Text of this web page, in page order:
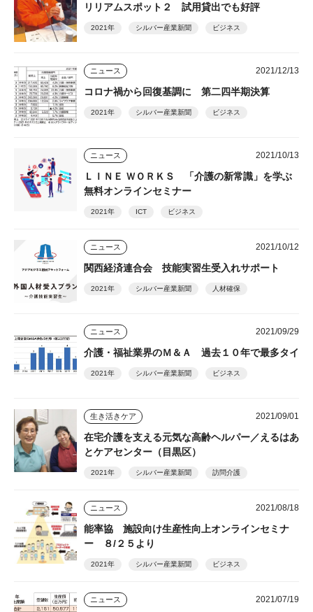
リリアムスポット２ 試用貸出でも好評
2021年 シルバー産業新聞 ビジネス
ニュース 2021/12/13
コロナ禍から回復基調に 第二四半期決算
2021年 シルバー産業新聞 ビジネス
ニュース 2021/10/13
ＬＩＮＥ ＷＯＲＫＳ 「介護の新常識」を学ぶ
無料オンラインセミナー
2021年 ICT ビジネス
ニュース 2021/10/12
関西経済連合会 技能実習生受入れサポート
2021年 シルバー産業新聞 人材確保
ニュース 2021/09/29
介護・福祉業界のＭ＆Ａ 過去１０年で最多タイ
2021年 シルバー産業新聞 ビジネス
生き活きケア 2021/09/01
在宅介護を支える元気な高齢ヘルパー／えるはあ
とケアセンター（目黒区）
2021年 シルバー産業新聞 訪問介護
ニュース 2021/08/18
能率協 施設向け生産性向上オンラインセミナ
ー ８/２５より
2021年 シルバー産業新聞 ビジネス
ニュース 2021/07/19